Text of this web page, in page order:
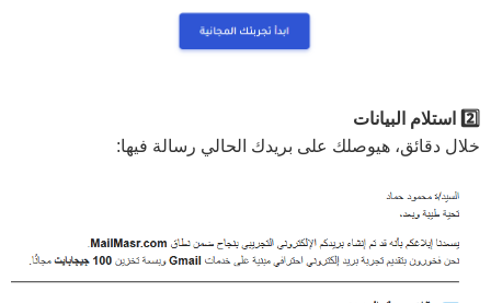
2️⃣ استلام البيانات
خلال دقائق، هيوصلك على بريدك الحالي رسالة فيها: